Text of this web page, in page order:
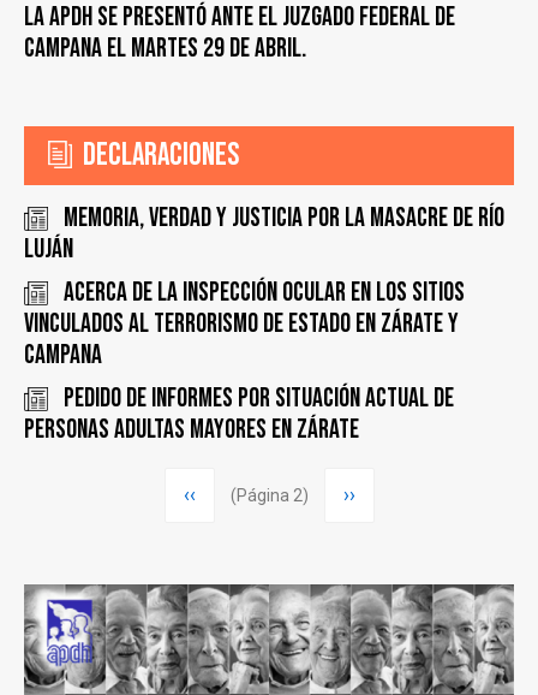
LA APDH SE PRESENTÓ ANTE EL JUZGADO FEDERAL DE
CAMPANA EL MARTES 29 DE ABRIL.
Declaraciones
MEMORIA, VERDAD Y JUSTICIA POR LA MASACRE DE RÍO
LUJÁN
Acerca de la inspección ocular en los sitios
vinculados al terrorismo de Estado en Zárate y
Campana
Pedido de informes por situación actual de
personas adultas mayores en Zárate
Página
‹‹ (Página 2)
Siguiente
››